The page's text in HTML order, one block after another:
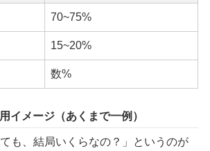
70~75%
15~20%
数%
イメージ（あくまで一例）
ても、結局いくらなの？」というのが